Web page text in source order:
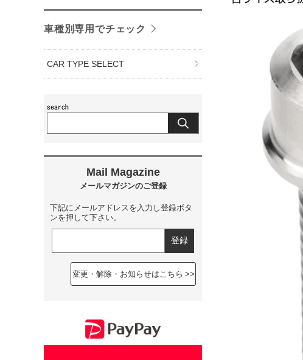
車種別専用でチェック
CAR TYPE SELECT
下記にメールアドレスを入力し登録ボタ
ンを押して下さい。
変更・解除・お知らせはこちら